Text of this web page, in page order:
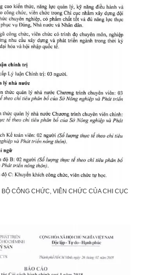
CÔNG CHỨC, VIÊN CHỨC CỦA CHI CỤC